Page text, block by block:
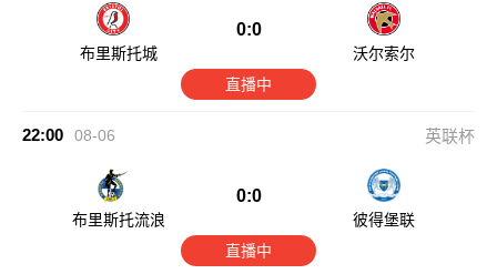
布里斯托城
0:0
沃尔索尔
直播中
22:00 08-06 英联杯
布里斯托流浪
0:0
彼得堡联
直播中